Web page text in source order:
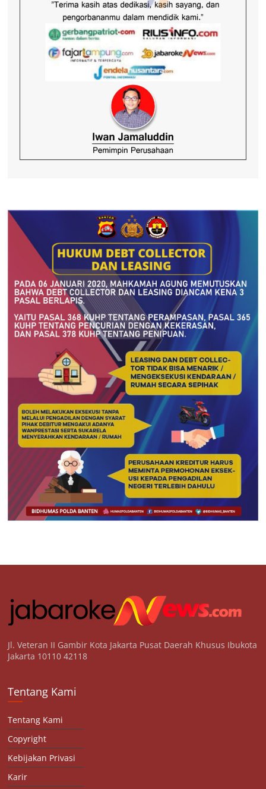
Jl. Veteran II Gambir Kota Jakarta Pusat Daerah Khusus Ibukota
Jakarta 10110 42118
Tentang Kami
Tentang Kami
Copyright
Kebijakan Privasi
Karir